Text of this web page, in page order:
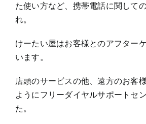
た使い方など、携帯電話に関して
れ。
けーたい屋はお客様とのアフター
います。
店頭のサービスの他、遠方のお客
ようにフリーダイヤルサポートセ
た。